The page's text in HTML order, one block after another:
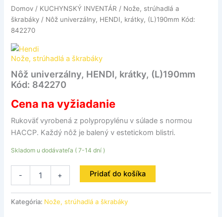
Domov / KUCHYNSKÝ INVENTÁR / Nože, strúhadlá a
škrabáky / Nôž univerzálny, HENDI, krátky, (L)190mm Kód:
842270
Nože, strúhadlá a škrabáky
Nôž univerzálny, HENDI, krátky, (L)190mm
Kód: 842270
Cena na vyžiadanie
Rukoväť vyrobená z polypropylénu v súlade s normou
HACCP. Každý nôž je balený v estetickom blistri.
Skladom u dodávateľa ( 7-14 dní )
-
HENDI,
krátky,
(L)190mm
842270
+ Pridať do košíka
Kategória: Nože, strúhadlá a škrabáky